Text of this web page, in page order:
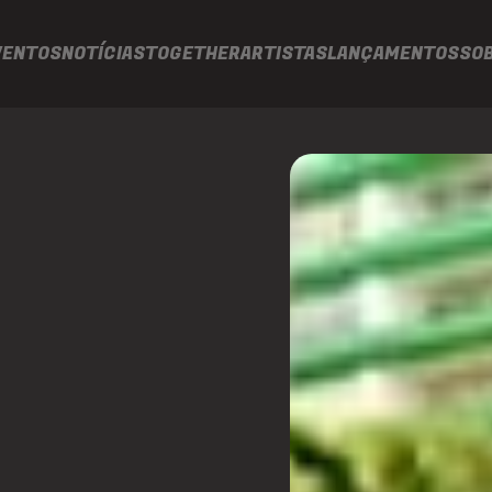
NOTÍCIASTOGETHERARTISTASLANÇAMENTOS